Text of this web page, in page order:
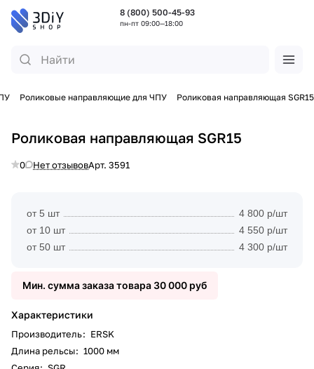
8 (800) 500-45-93
пн-пт 09:00—18:00
Роликовые направляющие для ЧПУ Роликовая направляющая SGR15
Роликовая направляющая SGR15
0 Нет отзывовАрт. 3591
от 5 шт
4 800 р/шт
от 10 шт
4 550 р/шт
от 50 шт
4 300 р/шт
Мин. сумма заказа товара 30 000 руб
Характеристики
Производитель: ERSK
Длина рельсы: 1000 мм